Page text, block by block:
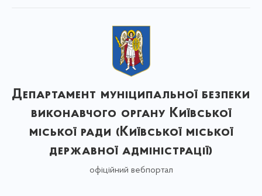
Департамент муніципальної безпеки
виконавчого органу Київської
міської ради (Київської міської
державної адміністрації)
офіційний вебпортал